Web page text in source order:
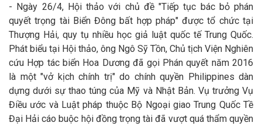
- Ngày 26/4, Hội thảo với chủ đề "Tiếp tục bác bỏ phán
quyết trọng tài Biển Đông bất hợp pháp" được tổ chức tại
Thượng Hải, quy tụ nhiều học giả luật quốc tế Trung Quốc.
Phát biểu tại Hội thảo, ông Ngô Sỹ Tồn, Chủ tịch Viện Nghiên
cứu Hợp tác biển Hoa Dương đã gọi Phán quyết năm 2016
là một "vở kịch chính trị" do chính quyền Philippines dàn
dựng dưới sự thao túng của Mỹ và Nhật Bản. Vụ trưởng Vụ
Điều ước và Luật pháp thuộc Bộ Ngoại giao Trung Quốc Tề
Đại Hải cáo buộc hội đồng trọng tài đã vượt quá thẩm quyền